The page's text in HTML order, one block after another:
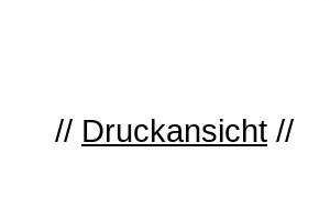
// Druckansicht //